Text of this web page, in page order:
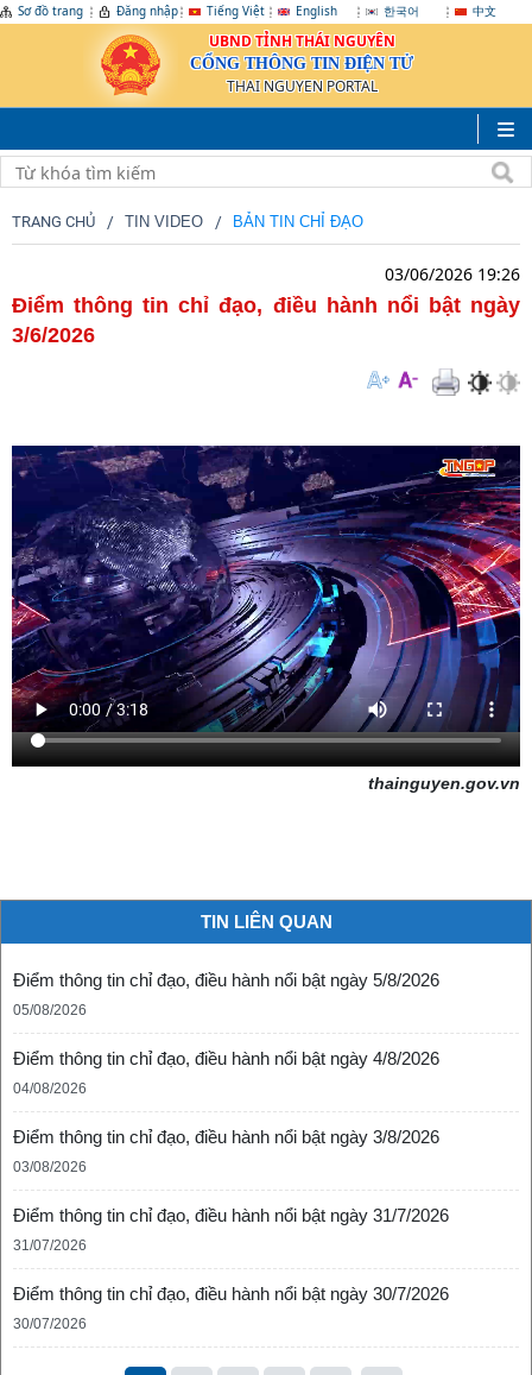
Sơ đồ trang Đăng nhập Tiếng Việt English 한국어 中文
UBND TỈNH THÁI NGUYÊN
CỔNG THÔNG TIN ĐIỆN TỬ
THAI NGUYEN PORTAL
TRANG CHỦ TIN VIDEO BẢN TIN CHỈ ĐẠO
03/06/2026 19:26
Điểm thông tin chỉ đạo, điều hành nổi bật ngày
3/6/2026
thainguyen.gov.vn
TIN LIÊN QUAN
Điểm thông tin chỉ đạo, điều hành nổi bật ngày 5/8/2026
05/08/2026
Điểm thông tin chỉ đạo, điều hành nổi bật ngày 4/8/2026
04/08/2026
Điểm thông tin chỉ đạo, điều hành nổi bật ngày 3/8/2026
03/08/2026
Điểm thông tin chỉ đạo, điều hành nổi bật ngày 31/7/2026
31/07/2026
Điểm thông tin chỉ đạo, điều hành nổi bật ngày 30/7/2026
30/07/2026